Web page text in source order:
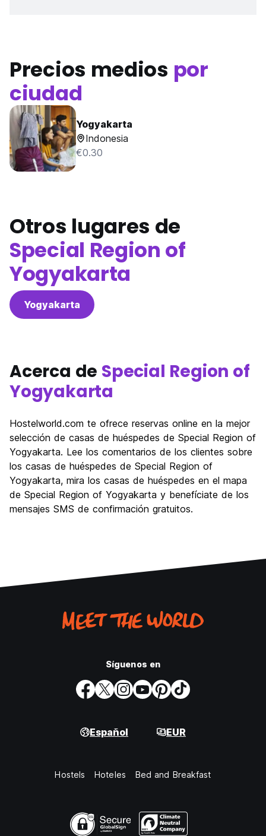
Precios medios por
ciudad
Yogyakarta
Indonesia
€0.30
Otros lugares de
Special Region of
Yogyakarta
Yogyakarta
Acerca de Special Region of
Yogyakarta
Hostelworld.com te ofrece reservas online en la mejor
selección de casas de huéspedes de Special Region of
Yogyakarta. Lee los comentarios de los clientes sobre
los casas de huéspedes de Special Region of
Yogyakarta, mira los casas de huéspedes en el mapa
de Special Region of Yogyakarta y benefíciate de los
mensajes SMS de confirmación gratuitos.
Síguenos en
Español EUR
Hostels Hoteles Bed and Breakfast